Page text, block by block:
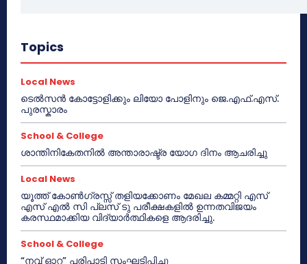
Topics
Local News
ടെൽസൻ കോട്ടോളിക്കും ലിയോ പോളിനും ജെ.എഫ്.എസ്.
പുരസ്കാരം
School & College
ശാന്തിനികേതനിൽ അന്താരാഷ്ട്ര യോഗ ദിനം ആചരിച്ചു
Local News
യൂത്ത് കോൺഗ്രസ്സ് തളിയക്കോണം മേഖല കമ്മറ്റി എസ്
എസ് എൽ സി പ്ലസ് ടു പരീക്ഷകളിൽ ഉന്നതവിജയം
കരസ്ഥമാക്കിയ വിദ്യാർത്ഥികളെ ആദരിച്ചു.
School & College
“നവ് ഓറ” പരിപാടി സംഘടിപ്പിച്ചു